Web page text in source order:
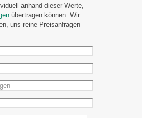
anhand dieser Werte,
übertragen können. Wir
uns reine Preisanfragen